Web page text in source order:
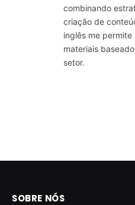
combinando
criação de
inglês me
materiais
setor.
SOBRE NÓS